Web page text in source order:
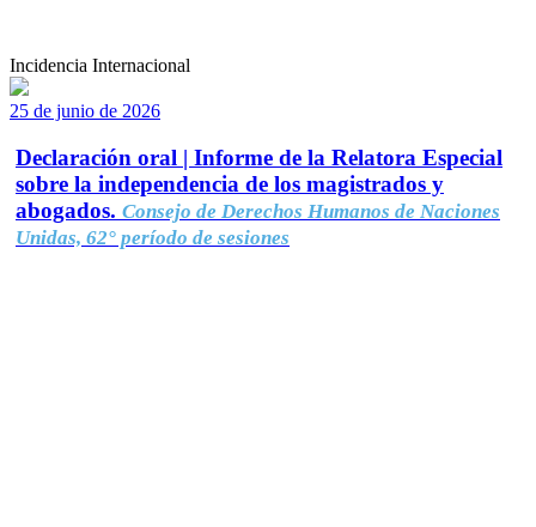
Incidencia Internacional
25 de junio de 2026
Declaración oral | Informe de la Relatora Especial
sobre la independencia de los magistrados y
abogados. Consejo de Derechos Humanos de Naciones
Unidas, 62° período de sesiones